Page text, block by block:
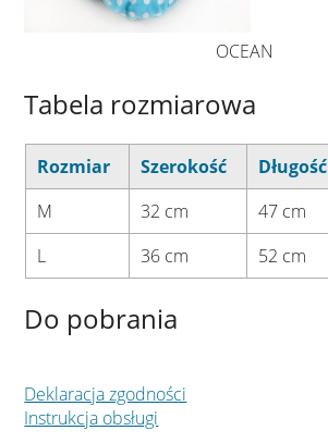
OCEAN
Tabela rozmiarowa
Rozmiar Szerokość Długość
M
32 cm 47 cm
L
36 cm 52 cm
Do pobrania
Deklaracja zgodności
Instrukcja obsługi